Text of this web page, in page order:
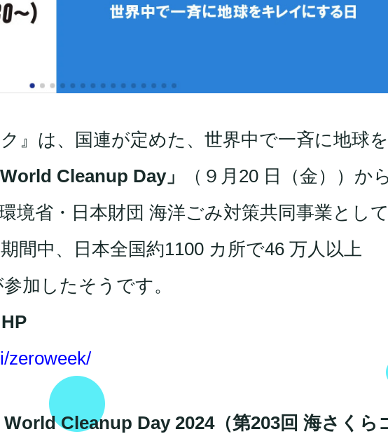
』は、国連が定めた、世界中で⼀斉に地球
World Cleanup Day」
（９月20 日（金））か
境省・日本財団 海洋ごみ対策共同事業とし
間中、日本全国約1100 カ所で46 万人以上
加したそうです。
zeroweek/
Cleanup Day 2024（第203回 海さくら